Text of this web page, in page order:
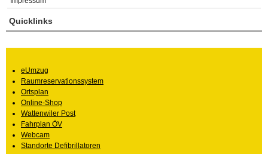
Quicklinks
eUmzug
Raumreservationssystem
Ortsplan
Online-Shop
Wattenwiler Post
Fahrplan ÖV
Webcam
Standorte Defibrillatoren